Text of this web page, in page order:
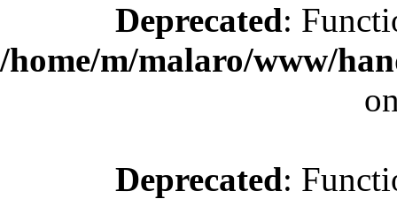
Deprecated:
/home/m/malaro/www/
Deprecated: